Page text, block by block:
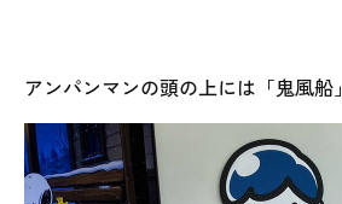
アンパンマンの頭の上には「鬼風船」